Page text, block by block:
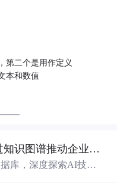
第二个是用作定义
本和数值
——
国央企创新负责人如何通过知识图谱推动企业技术创新与外部资源高效对接？.docx
库，深度探索AI技术